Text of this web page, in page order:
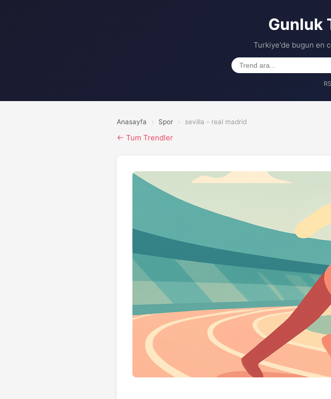
Gunluk
Turkiye'de bugun en
Anasayfa › Spor › sevilla - real madrid
← Tum Trendler